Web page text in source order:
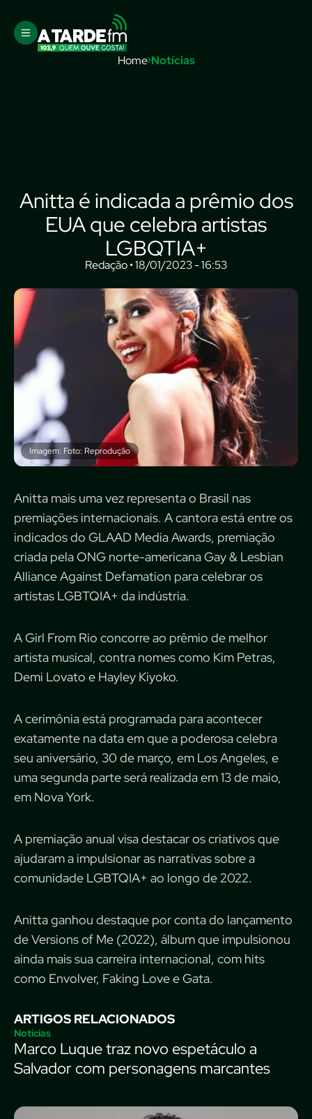
Home Notícias
Anitta é indicada a prêmio dos
EUA que celebra artistas
LGBQTIA+
Redação • 18/01/2023 - 16:53
Imagem: Foto: Reprodução
Anitta mais uma vez representa o Brasil nas
premiações internacionais. A cantora está entre os
indicados do GLAAD Media Awards, premiação
criada pela ONG norte-americana Gay & Lesbian
Alliance Against Defamation para celebrar os
artistas LGBTQIA+ da indústria.
A Girl From Rio concorre ao prêmio de melhor
artista musical, contra nomes como Kim Petras,
Demi Lovato e Hayley Kiyoko.
A cerimônia está programada para acontecer
exatamente na data em que a poderosa celebra
seu aniversário, 30 de março, em Los Angeles, e
uma segunda parte será realizada em 13 de maio,
em Nova York.
A premiação anual visa destacar os criativos que
ajudaram a impulsionar as narrativas sobre a
comunidade LGBTQIA+ ao longo de 2022.
Anitta ganhou destaque por conta do lançamento
de Versions of Me (2022), álbum que impulsionou
ainda mais sua carreira internacional, com hits
como Envolver, Faking Love e Gata.
ARTIGOS RELACIONADOS
Notícias
Marco Luque traz novo espetáculo a
Salvador com personagens marcantes